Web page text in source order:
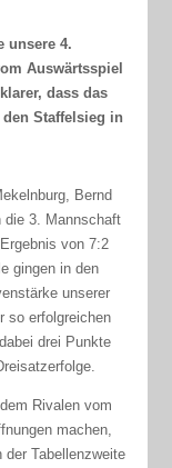
unsere 4.
Auswärtsspiel
dass das
Staffelsieg in
Bernd
die 3. Mannschaft
von 7:2
gingen in den
unserer
so erfolgreichen
drei Punkte
Rivalen vom
machen,
Tabellenzweite